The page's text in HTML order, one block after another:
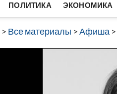
ПОЛИТИКА ЭКОНОМИКА
> Все материалы >Афиша >